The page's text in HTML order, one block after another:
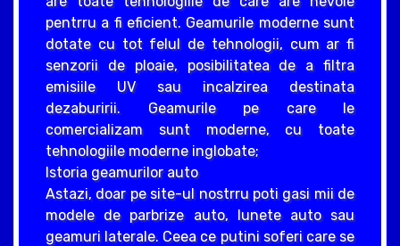
pentrru a fi eficient. Geamurile moderne sunt
dotate cu tot felul de tehnologii, cum ar fi
senzorii de ploaie, posibilitatea de a filtra
emisiile UV sau incalzirea destinata
dezaburirii. Geamurile pe care le
comercializam sunt moderne, cu toate
tehnologiile moderne inglobate;
Istoria geamurilor auto
Astazi, doar pe site-ul nostrru poti gasi mii de
modele de parbrize auto, lunete auto sau
geamuri laterale. Ceea ce putini soferi care se